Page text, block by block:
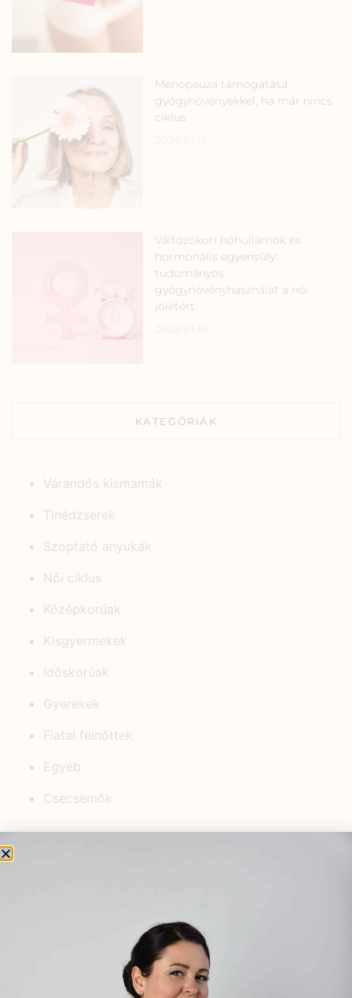
Menopauza támogatása
gyógynövényekkel, ha már nincs
ciklus
Változókori hőhullámok és
hormonális egyensúly:
tudományos
gyógynövényhasználat a női
jólétért
KATEGÓRIÁK
Várandós kismamák
Tinédzserek
Szoptató anyukák
Női ciklus
Középkorúak
Kisgyermekek
Időskorúak
Gyerekek
Fiatal felnőttek
Egyéb
Csecsemők
KEDVELT BEJEGYZÉSEK
Vizesedés és puffadás